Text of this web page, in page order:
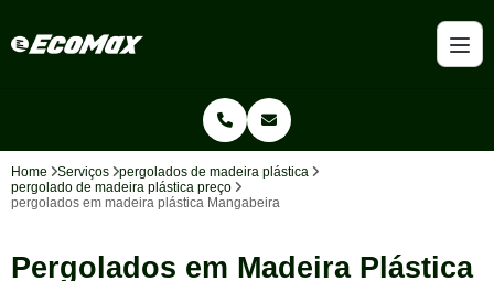
Home Serviços
pergolados de madeira plástica
pergolado de madeira plástica preço
pergolados em madeira plástica Mangabeira
Pergolados em Madeira Plástica